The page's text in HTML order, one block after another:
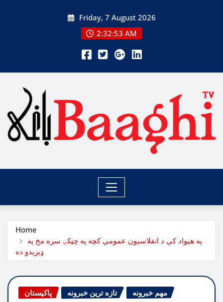
Friday, 7 August 2026
2:32:54 AM
Home
په هیواد کې د انفلاسیون عمومي کچه په چټکۍ سره مخ په
ډیریدو ده
پاکیستان تازه ترین خبرونه مهم خبرونه